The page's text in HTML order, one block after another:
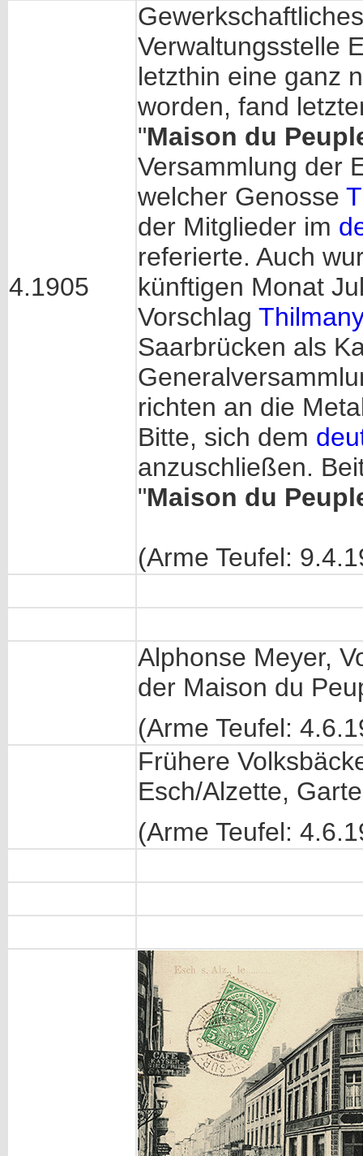
4.1905
Verwaltungsstelle
letzthin eine ganz
worden, fand
"Maison du
Versammlung der
welcher Genosse
der Mitglieder im
referierte. Auch
künftigen Monat
Vorschlag
Saarbrücken als
richten an die
Bitte, sich dem
anzuschließen.
"Maison du
(Arme Teufel:
Alphonse Meyer,
der Maison du
(Arme Teufel:
Frühere
Esch/Alzette,
(Arme Teufel: